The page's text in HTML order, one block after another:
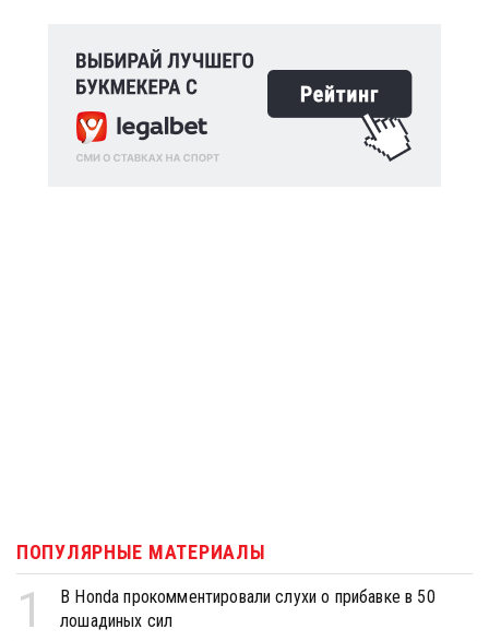
ПОПУЛЯРНЫЕ МАТЕРИАЛЫ
1
В Honda прокомментировали слухи о прибавке в 50
лошадиных сил